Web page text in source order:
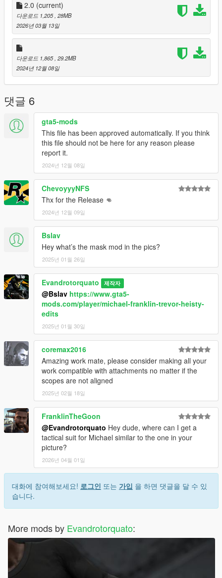
you post on the site.
--------------------------------------------------------------------------------
---------------
Special thanks:
Scobalula - Greyhound & Cordyceps
Activision for the assets
2.0 (current)
다운로드 1,205 , 28MB
2026년 03월 13일
다운로드 1,865 , 29.2MB
2024년 12월 08일
댓글 6
gta5-mods
This file has been approved automatically. If you think
this file should not be here for any reason please
report it.
2024년 12월 08일
ChevoyyyNFS
Thx for the Release 👊
2024년 12월 09일
Bslav
Hey what’s the mask mod in the pics?
2025년 01월 26일
Evandrotorquato 제작자
@Bslav https://www.gta5-
mods.com/player/michael-franklin-trevor-heisty-
edits
2025년 01월 30일
coremax2016
Amazing work mate, please consider making all your
work compatible with attachments no matter if the
scopes are not aligned
2025년 02월 18일
FranklinTheGoon
@Evandrotorquato Hey dude, where can I get a
tactical suit for Michael similar to the one in your
picture?
2026년 04월 01일
대화에 참여해보세요! 로그인 또는 가입 을 하면 댓글을 달 수 있
습니다.
More mods by Evandrotorquato: